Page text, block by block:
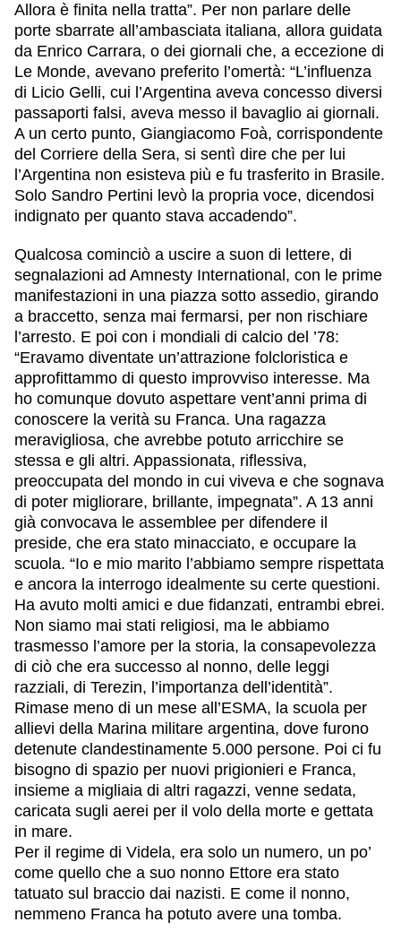
Allora è finita nella tratta”. Per non parlare delle
porte sbarrate all’ambasciata italiana, allora guidata
da Enrico Carrara, o dei giornali che, a eccezione di
Le Monde, avevano preferito l’omertà: “L’influenza
di Licio Gelli, cui l’Argentina aveva concesso diversi
passaporti falsi, aveva messo il bavaglio ai giornali.
A un certo punto, Giangiacomo Foà, corrispondente
del Corriere della Sera, si sentì dire che per lui
l’Argentina non esisteva più e fu trasferito in Brasile.
Solo Sandro Pertini levò la propria voce, dicendosi
indignato per quanto stava accadendo”.
Qualcosa cominciò a uscire a suon di lettere, di
segnalazioni ad Amnesty International, con le prime
manifestazioni in una piazza sotto assedio, girando
a braccetto, senza mai fermarsi, per non rischiare
l’arresto. E poi con i mondiali di calcio del ’78:
“Eravamo diventate un’attrazione folcloristica e
approfittammo di questo improvviso interesse. Ma
ho comunque dovuto aspettare vent’anni prima di
conoscere la verità su Franca. Una ragazza
meravigliosa, che avrebbe potuto arricchire se
stessa e gli altri. Appassionata, riflessiva,
preoccupata del mondo in cui viveva e che sognava
di poter migliorare, brillante, impegnata”. A 13 anni
già convocava le assemblee per difendere il
preside, che era stato minacciato, e occupare la
scuola. “Io e mio marito l’abbiamo sempre rispettata
e ancora la interrogo idealmente su certe questioni.
Ha avuto molti amici e due fidanzati, entrambi ebrei.
Non siamo mai stati religiosi, ma le abbiamo
trasmesso l’amore per la storia, la consapevolezza
di ciò che era successo al nonno, delle leggi
razziali, di Terezin, l’importanza dell’identità”.
Rimase meno di un mese all’ESMA, la scuola per
allievi della Marina militare argentina, dove furono
detenute clandestinamente 5.000 persone. Poi ci fu
bisogno di spazio per nuovi prigionieri e Franca,
insieme a migliaia di altri ragazzi, venne sedata,
caricata sugli aerei per il volo della morte e gettata
in mare.
Per il regime di Videla, era solo un numero, un po’
come quello che a suo nonno Ettore era stato
tatuato sul braccio dai nazisti. E come il nonno,
nemmeno Franca ha potuto avere una tomba.